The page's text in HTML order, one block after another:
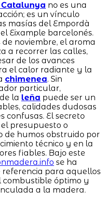
no es una
es un vínculo
masías del Empordà
Eixample barcelonés.
noviembre, el aroma
a recorrer las calles,
de los avances
el calor radiante y la
chimenea. Sin
particular,
la leña puede ser un
calidades dudosas
confusas. El secreto
presupuesto o
de humos obstruido por
técnico y en la
fiables. Bajo este
se ha
para aquellos
óptimo y
a la madera.